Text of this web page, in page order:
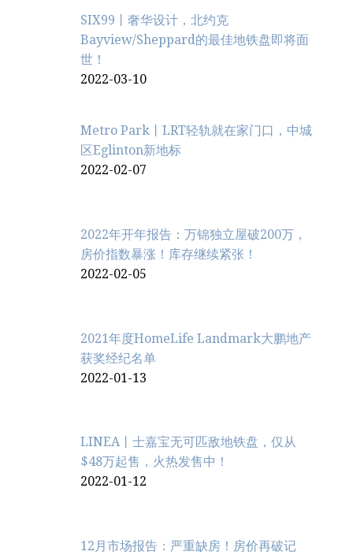
SIX99丨奢华设计，北约克
Bayview/Sheppard的最佳地铁盘即将面
世！
2022-03-10
Metro Park丨LRT轻轨就在家门口，中城
区Eglinton新地标
2022-02-07
2022年开年报告：万锦独立屋破200万，
房价指数暴涨！库存继续紧张！
2022-02-05
2021年度HomeLife Landmark大鹏地产
获奖经纪名单
2022-01-13
LINEA丨士嘉宝无可匹敌地铁盘，仅从
$48万起售，火热发售中！
2022-01-12
12月市场报告：严重缺房！房价再破记